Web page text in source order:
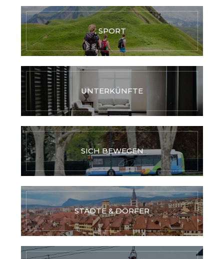
SPORT
UNTERKÜNFTE
SICH BEWEGEN
STÄDTE & DÖRFER